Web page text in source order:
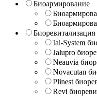
Биоармирование
Биоревитализация
Ial-System
Jalupro
Neauvia
Novacutan
Plinest
Revi